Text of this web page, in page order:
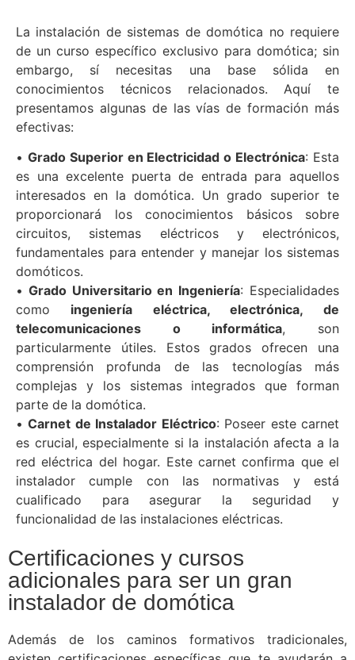
La instalación de sistemas de domótica no requiere
de un curso específico exclusivo para domótica; sin
embargo, sí necesitas una base sólida en
conocimientos técnicos relacionados. Aquí te
presentamos algunas de las vías de formación más
efectivas:
• Grado Superior en Electricidad o Electrónica: Esta
es una excelente puerta de entrada para aquellos
interesados en la domótica. Un grado superior te
proporcionará los conocimientos básicos sobre
circuitos, sistemas eléctricos y electrónicos,
fundamentales para entender y manejar los sistemas
domóticos.
• Grado Universitario en Ingeniería: Especialidades
como ingeniería eléctrica, electrónica, de
telecomunicaciones o informática, son
particularmente útiles. Estos grados ofrecen una
comprensión profunda de las tecnologías más
complejas y los sistemas integrados que forman
parte de la domótica.
•Carnet de Instalador Eléctrico: Poseer este carnet
es crucial, especialmente si la instalación afecta a la
red eléctrica del hogar. Este carnet confirma que el
instalador cumple con las normativas y está
cualificado para asegurar la seguridad y
funcionalidad de las instalaciones eléctricas.
Certificaciones y cursos
adicionales para ser un gran
instalador de domótica
Además de los caminos formativos tradicionales,